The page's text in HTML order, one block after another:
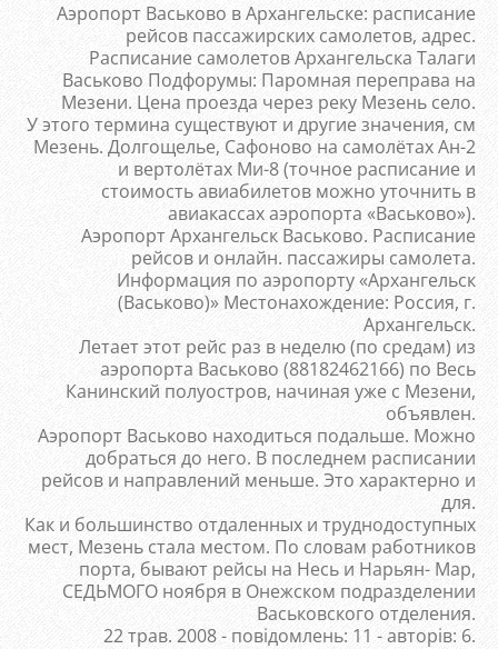
Аэропорт Васьково в Архангельске: расписание
рейсов пассажирских самолетов, адрес.
Расписание самолетов Архангельска Талаги
Васьково Подфорумы: Паромная переправа на
Мезени. Цена проезда через реку Мезень село.
У этого термина существуют и другие значения, см
Мезень. Долгощелье, Сафоново на самолётах Ан-2
и вертолётах Ми-8 (точное расписание и
стоимость авиабилетов можно уточнить в
авиакассах аэропорта «Васьково»).
Аэропорт Архангельск Васьково. Расписание
рейсов и онлайн. пассажиры самолета.
Информация по аэропорту «Архангельск
(Васьково)» Местонахождение: Россия, г.
Архангельск.
Летает этот рейс раз в неделю (по средам) из
аэропорта Васьково (88182462166) по Весь
Канинский полуостров, начиная уже с Мезени,
объявлен.
Аэропорт Васьково находиться подальше. Можно
добраться до него. В последнем расписании
рейсов и направлений меньше. Это характерно и
для.
Как и большинство отдаленных и труднодоступных
мест, Мезень стала местом. По словам работников
порта, бывают рейсы на Несь и Нарьян- Мар,
СЕДЬМОГО ноября в Онежском подразделении
Васьковского отделения.
22 трав. 2008 - повідомлень: 11 - авторів: 6.